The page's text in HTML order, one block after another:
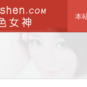
本